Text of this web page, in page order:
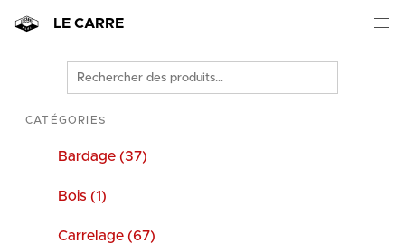
LE CARRE
Rechercher
des
produits
CATÉGORIES
Bardage (37)
Bois (1)
Carrelage (67)